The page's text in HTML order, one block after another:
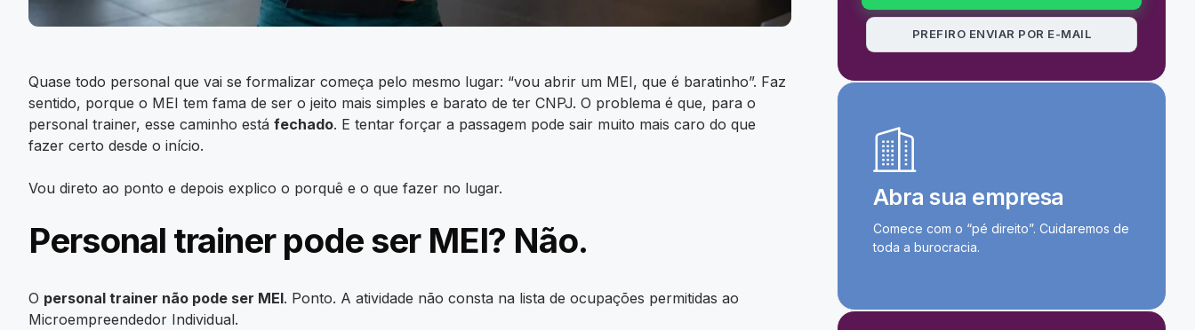
Quase todo personal que vai se formalizar começa pelo mesmo lugar: “vou abrir um MEI, que é baratinho”. Faz
sentido, porque o MEI tem fama de ser o jeito mais simples e barato de ter CNPJ. O problema é que, para o
personal trainer, esse caminho está fechado. E tentar forçar a passagem pode sair muito mais caro do que
fazer certo desde o início.
Vou direto ao ponto e depois explico o porquê e o que fazer no lugar.
Personal trainer pode ser MEI? Não.
O personal trainer não pode ser MEI. Ponto. A atividade não consta na lista de ocupações permitidas ao
Microempreendedor Individual.
PREFIRO ENVIAR POR E-MAIL
Abra sua empresa
Comece com o “pé direito”. Cuidaremos de
toda a burocracia.